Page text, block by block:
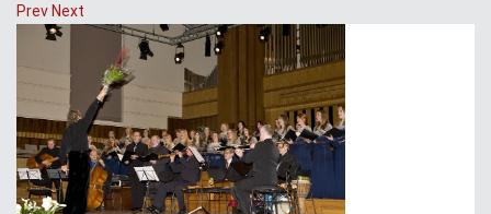
Prev Next